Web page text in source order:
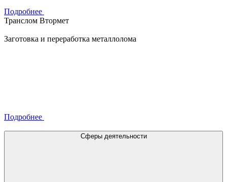
Подробнее
Транслом Втормет
Заготовка и переработка металлолома
Подробнее
Сферы деятельности